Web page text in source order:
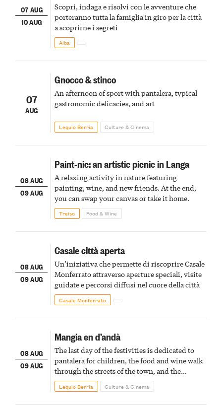
07 AUG
10 AUG
Scopri, indaga e risolvi con le avventure che
porteranno tutta la famiglia in giro per la città
a scoprirne i segreti
Alba
07
AUG
Gnocco & stinco
An afternoon of sport with pantalera, typical
gastronomic delicacies, and art
Lequio Berria Culture & Cinema
08 AUG
09 AUG
Paint-nic: an artistic picnic in Langa
A relaxing activity in nature featuring
painting, wine, and new friends. At the end,
you can swap your canvas or take it home.
Treiso Food & Wine
08 AUG
09 AUG
Casale città aperta
Un’iniziativa che permette di riscoprire Casale
Monferrato attraverso aperture speciali, visite
guidate e percorsi diffusi nel cuore della città
Casale Monferrato
08 AUG
09 AUG
Mangia en d’andà
The last day of the festivities is dedicated to
pantalera for children, the food and wine walk
through the streets of the town, and the
fireworks finale
Lequio Berria Culture & Cinema